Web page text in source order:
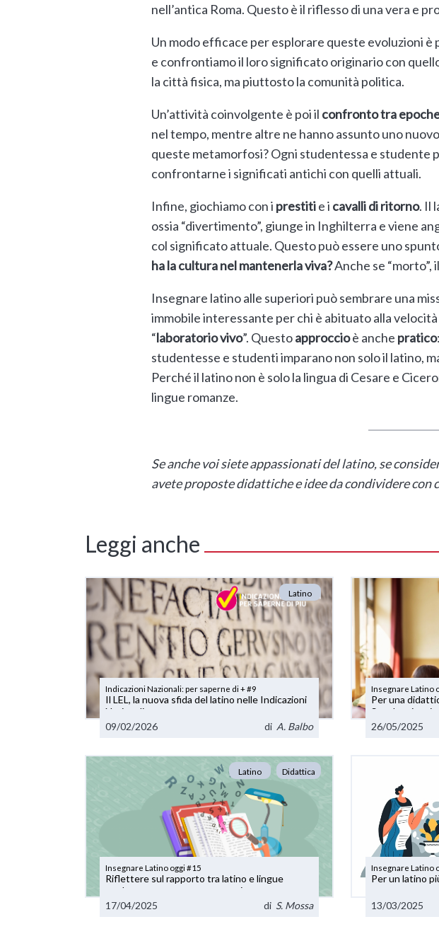
nell’antica Roma. Questo è il riflesso di una vera e
Un modo efficace per esplorare queste evoluzioni è
e confrontiamo il loro significato originario con
la città fisica, ma piuttosto la comunità politica.
Un’attività coinvolgente è poi il confronto tra
nel tempo, mentre altre ne hanno assunto uno
queste metamorfosi? Ogni studentessa e studente
confrontarne i significati antichi con quelli attuali.
Infine, giochiamo con i prestitie i cavalli di ritorno. Il
ossia “divertimento”, giunge in Inghilterra e viene
col significato attuale. Questo può essere uno
ha la cultura nel mantenerla viva?Anche se “morto”,
Insegnare latino alle superiori può sembrare una
immobile interessante per chi è abituato alla
“laboratorio vivo”. Questoapproccioè anche pratico
studentesse e studenti imparano non solo il latino,
Perché il latino non è solo la lingua di Cesare e
lingue romanze.
Se anche voi siete appassionati del latino, se
avete proposte didattiche e idee da condividere con
Leggi anche
Latino
Indicazioni Nazionali: per saperne di + #9
Il LEL, la nuova sfida del latino nelle Indicazioni
Nazionali
09/02/2026
di A. Balbo
Per una
Scuola primaria
26/05/2025
Latino Didattica
Insegnare Latino oggi #15
Riflettere sul rapporto tra latino e lingue
moderne: una proposta operativa
17/04/2025
di S. Mossa
Per un latino
una proposta
13/03/2025